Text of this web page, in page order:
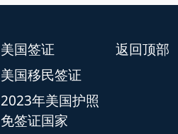
返回顶部
美国签证
美国移民签证
2023年美国护照
免签证国家